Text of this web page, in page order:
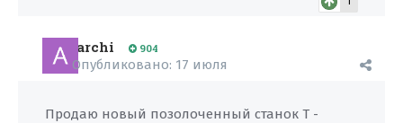
archi 904
Опубликовано: 17 июля
Продаю новый позолоченный станок Т -